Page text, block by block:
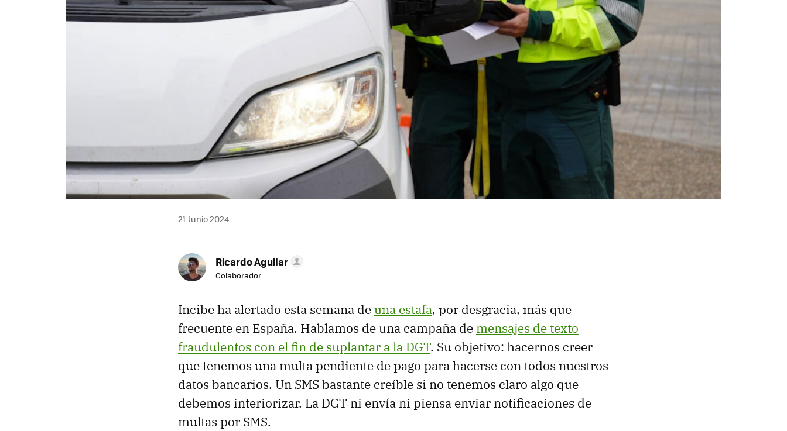
21 Junio 2024
Ricardo Aguilar
Colaborador
Incibe ha alertado esta semana deuna estafa, por desgracia, más que
frecuente en España. Hablamos de una campaña de mensajes de texto
fraudulentos con el fin de suplantar a la DGT. Su objetivo: hacernos creer
que tenemos una multa pendiente de pago para hacerse con todos nuestros
datos bancarios. Un SMS bastante creíble si no tenemos claro algo que
debemos interiorizar. La DGT ni envía ni piensa enviar notificaciones de
multas por SMS.